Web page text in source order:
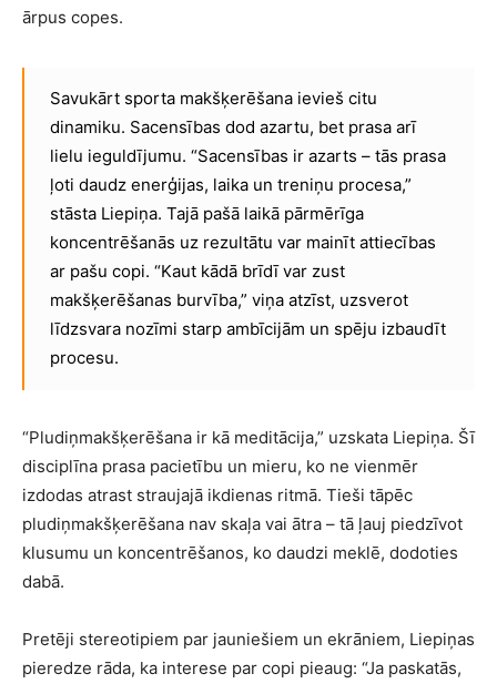
ārpus copes.
Savukārt sporta makšķerēšana ievieš citu
dinamiku. Sacensības dod azartu, bet prasa arī
lielu ieguldījumu. “Sacensības ir azarts – tās prasa
ļoti daudz enerģijas, laika un treniņu procesa,”
stāsta Liepiņa. Tajā pašā laikā pārmērīga
koncentrēšanās uz rezultātu var mainīt attiecības
ar pašu copi. “Kaut kādā brīdī var zust
makšķerēšanas burvība,” viņa atzīst, uzsverot
līdzsvara nozīmi starp ambīcijām un spēju izbaudīt
procesu.
“Pludiņmakšķerēšana ir kā meditācija,” uzskata Liepiņa. Šī
disciplīna prasa pacietību un mieru, ko ne vienmēr
izdodas atrast straujajā ikdienas ritmā. Tieši tāpēc
pludiņmakšķerēšana nav skaļa vai ātra – tā ļauj piedzīvot
klusumu un koncentrēšanos, ko daudzi meklē, dodoties
dabā.
Pretēji stereotipiem par jauniešiem un ekrāniem, Liepiņas
pieredze rāda, ka interese par copi pieaug: “Ja paskatās,